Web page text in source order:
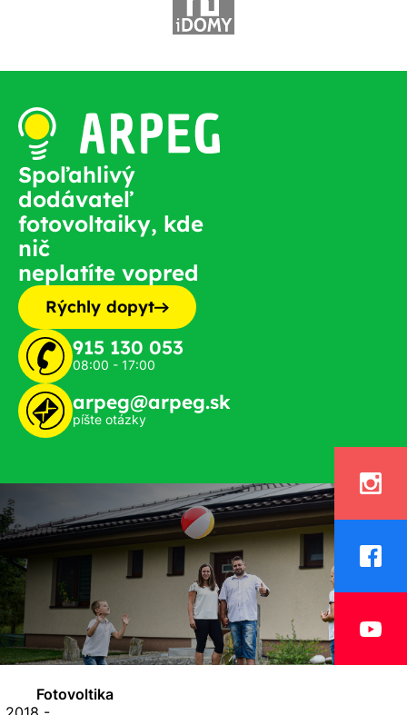
Spoľahlivý
dodávateľ
fotovoltaiky, kde
nič
neplatíte vopred
Rýchly dopyt
915 130 053
08:00 - 17:00
arpeg@arpeg.sk
píšte otázky
Fotovoltika